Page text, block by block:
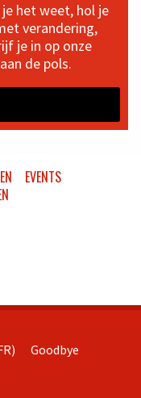
het weet, hol je
verandering,
je in op onze
de pols.
EVENTS
Goodbye